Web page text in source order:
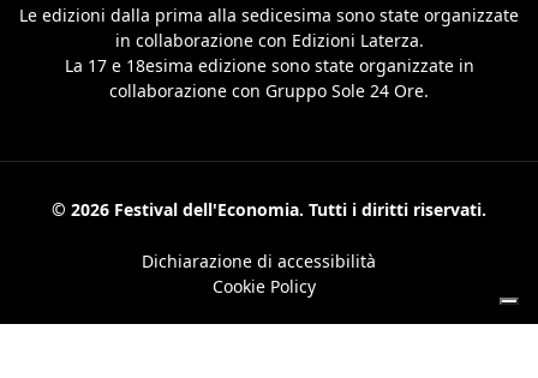
Le edizioni dalla prima alla sedicesima sono state organizzate
in collaborazione con Edizioni Laterza.
La 17 e 18esima edizione sono state organizzate in
collaborazione con Gruppo Sole 24 Ore.
© 2026 Festival dell'Economia. Tutti i diritti riservati.
Dichiarazione di accessibilità
Cookie Policy